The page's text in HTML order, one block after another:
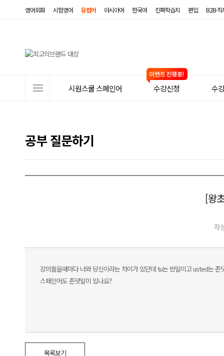
영어회화 시험영어 유럽어 아시아어 한국어 진짜학습지 편입 B2B·
뉴
시원스쿨 스페인어 수강신청 수
공부 질문하기
[왕
작
강의들을때마다 너와 당신이라는 차이가 있던데 tu는 반말이고 usted는 존
스페인어도 존댓말이 있나요?
목록보기